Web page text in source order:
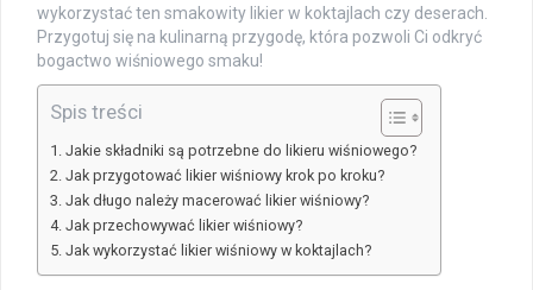
wykorzystać ten smakowity likier w koktajlach czy deserach.
Przygotuj się na kulinarną przygodę, która pozwoli Ci odkryć
bogactwo wiśniowego smaku!
Spis treści
Jakie składniki są potrzebne do likieru wiśniowego?
Jak przygotować likier wiśniowy krok po kroku?
Jak długo należy macerować likier wiśniowy?
Jak przechowywać likier wiśniowy?
Jak wykorzystać likier wiśniowy w koktajlach?